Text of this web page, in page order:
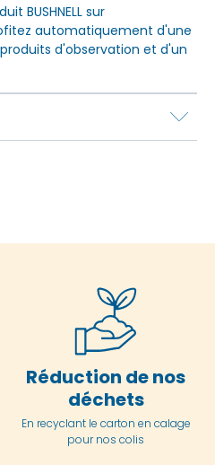
BUSHNELL sur
automatiquement d'une
d'observation et d'un
Réduction de nos
déchets
En recyclant le carton en calage
pour nos colis